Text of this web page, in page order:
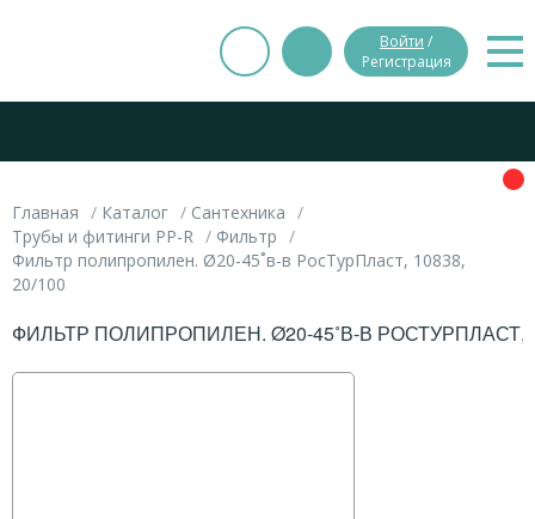
Войти /
Регистрация
Главная Каталог
Сантехника
Трубы и фитинги PP-R
Фильтр
Фильтр полипропилен. Ø20-45˚в-в РосТурПласт, 10838,
20/100
ФИЛЬТР ПОЛИПРОПИЛЕН. Ø20-45˚В-В РОСТУРПЛАСТ,